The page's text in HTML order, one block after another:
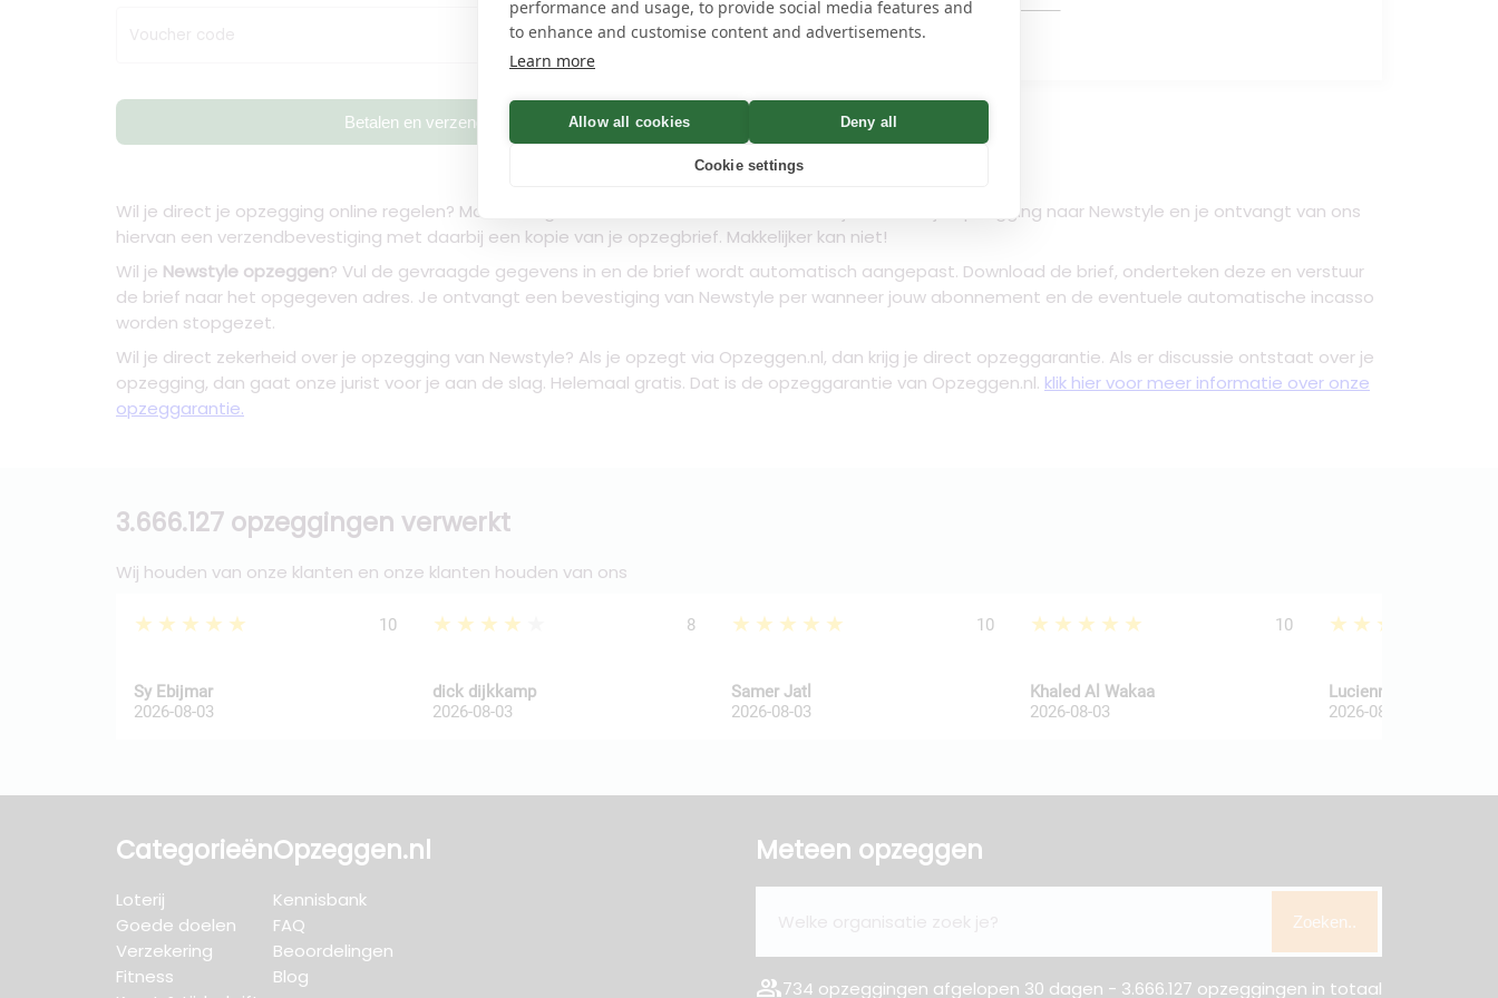
performance and usage, to provide social media features and
to enhance and customise content and advertisements.
Learn more
Allow all cookies Deny all
Cookie settings
Voucher code Controleren
Betalen en verzenden
name
Wil je direct je opzegging online regelen? Maak dan gebruik van onze verzendservice. Wij versturen je opzegging naar Newstyle en je ontvangt van ons
hiervan een verzendbevestiging met daarbij een kopie van je opzegbrief. Makkelijker kan niet!
Wil je Newstyle opzeggen? Vul de gevraagde gegevens in en de brief wordt automatisch aangepast. Download de brief, onderteken deze en verstuur
de brief naar het opgegeven adres. Je ontvangt een bevestiging van Newstyle per wanneer jouw abonnement en de eventuele automatische incasso
worden stopgezet.
Wil je direct zekerheid over je opzegging van Newstyle? Als je opzegt via Opzeggen.nl, dan krijg je direct opzeggarantie. Als er discussie ontstaat over je
opzegging, dan gaat onze jurist voor je aan de slag. Helemaal gratis. Dat is de opzeggarantie van Opzeggen.nl. klik hier voor meer informatie over onze
opzeggarantie.
3.666.127 opzeggingen verwerkt
Wij houden van onze klanten en onze klanten houden van ons
★★★★★ 10
Sy Ebijmar
2026-08-03
★★★★★ 8
dick dijkkamp
2026-08-03
★★★★★ 10
Samer Jatl
2026-08-03
★★★★★ 10
Khaled Al Wakaa
2026-08-03
★★★★★
Lucienne Van De Haar
2026-08-03
Categorieën
Loterij
Goede doelen
Verzekering
Fitness
Opzeggen.nl
Kennisbank
FAQ
Beoordelingen
Blog
Meteen opzeggen
Zoeken..
group734 opzeggingen afgelopen 30 dagen - 3.666.127 opzeggingen in totaal